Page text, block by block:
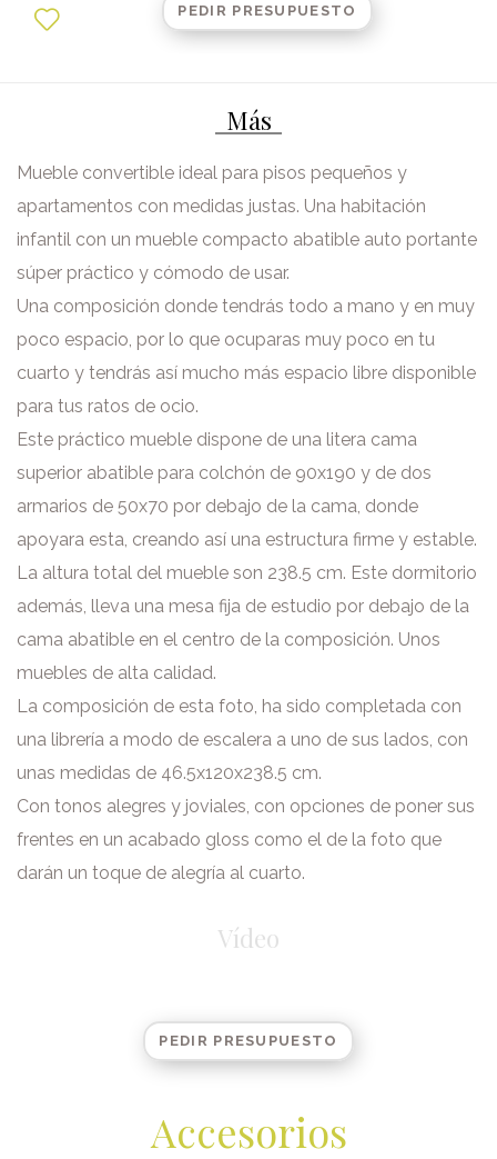
PEDIR PRESUPUESTO
Más
Mueble convertible ideal para pisos pequeños y
apartamentos con medidas justas. Una habitación
infantil con un mueble compacto abatible auto portante
súper práctico y cómodo de usar.
Una composición donde tendrás todo a mano y en muy
poco espacio, por lo que ocuparas muy poco en tu
cuarto y tendrás así mucho más espacio libre disponible
para tus ratos de ocio.
Este práctico mueble dispone de una litera cama
superior abatible para colchón de 90x190 y de dos
armarios de 50x70 por debajo de la cama, donde
apoyara esta, creando así una estructura firme y estable.
La altura total del mueble son 238.5 cm. Este dormitorio
además, lleva una mesa fija de estudio por debajo de la
cama abatible en el centro de la composición. Unos
muebles de alta calidad.
La composición de esta foto, ha sido completada con
una librería a modo de escalera a uno de sus lados, con
unas medidas de 46.5x120x238.5 cm.
Con tonos alegres y joviales, con opciones de poner sus
frentes en un acabado gloss como el de la foto que
darán un toque de alegría al cuarto.
Vídeo
PEDIR PRESUPUESTO
Accesorios